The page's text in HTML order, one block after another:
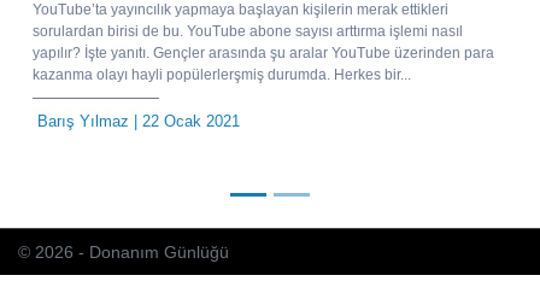
YouTube’ta yayıncılık yapmaya başlayan kişilerin merak ettikleri
sorulardan birisi de bu. YouTube abone sayısı arttırma işlemi nasıl
yapılır? İşte yanıtı. Gençler arasında şu aralar YouTube üzerinden para
kazanma olayı hayli popülerlerşmiş durumda. Herkes bir...
Barış Yılmaz | 22 Ocak 2021
© 2026 - Donanım Günlüğü